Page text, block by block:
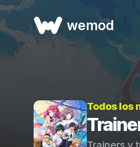
wemod
Todos los